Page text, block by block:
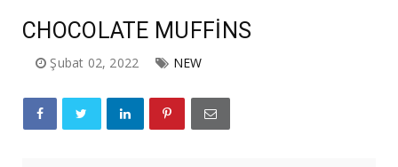
CHOCOLATE MUFFİNS
Şubat 02, 2022 NEW